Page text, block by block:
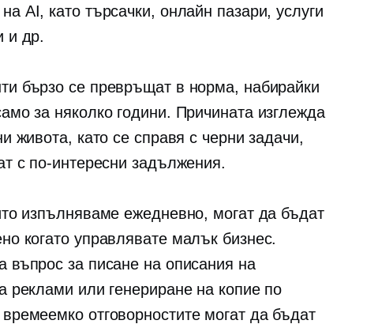
AI, като търсачки, онлайн пазари, услуги
и др.
бързо се превръщат в норма, набирайки
за няколко години. Причината изглежда
живота, като се справя с черни задачи,
с по-интересни задължения.
изпълняваме ежедневно, могат да бъдат
когато управлявате малък бизнес.
въпрос за писане на описания на
реклами или генериране на копие по
времеемкоотговорностите могат да бъдат